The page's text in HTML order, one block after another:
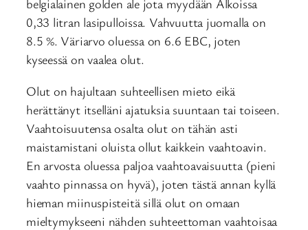
belgialainen golden ale jota myydään Alkoissa
0,33 litran lasipulloissa. Vahvuutta juomalla on
8.5 %. Väriarvo oluessa on 6.6 EBC, joten
kyseessä on vaalea olut.
Olut on hajultaan suhteellisen mieto eikä
herättänyt itselläni ajatuksia suuntaan tai toiseen.
Vaahtoisuutensa osalta olut on tähän asti
maistamistani oluista ollut kaikkein vaahtoavin.
En arvosta oluessa paljoa vaahtoavaisuutta (pieni
vaahto pinnassa on hyvä), joten tästä annan kyllä
hieman miinuspisteitä sillä olut on omaan
mieltymykseeni nähden suhteettoman vaahtoisaa